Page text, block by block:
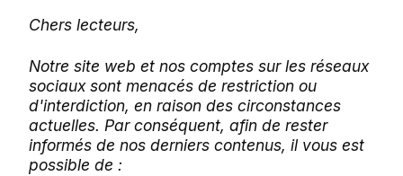
Chers lecteurs,
Notre site web et nos comptes sur les réseaux
sociaux sont menacés de restriction ou
d'interdiction, en raison des circonstances
actuelles. Par conséquent, afin de rester
informés de nos derniers contenus, il vous est
possible de :